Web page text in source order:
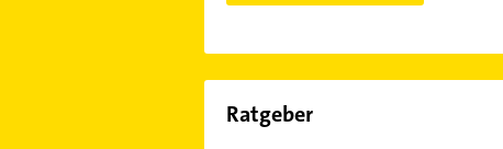
Ratgeber